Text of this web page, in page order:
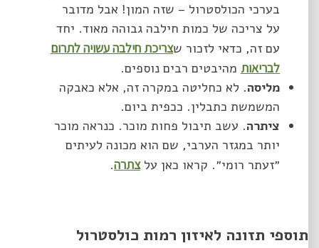
בערכי הכולסטרול – שזה המון! אבל מדובר
על צריכה של כמות חילבה גבוהה מאוד. יחד
עם זה, כדאי לזכור ש צריכת חילבה עשויה לתרום
לבריאותמהיבטים רבים נוספים.
מליסה. לא כחליטה במקרה זה, אלא כאבקה
המשמשת כתבלין. ככפית ביום.
ציתרה. עשב תיבול פחות מוכר. כנראה מוכר
יותר במגזר הערבי, שם הוא מכונה לעיתים
״זעתר רומי״. קראו כאן עלצתרה.
תוספי תזונה לאיזון רמות כולסטרול